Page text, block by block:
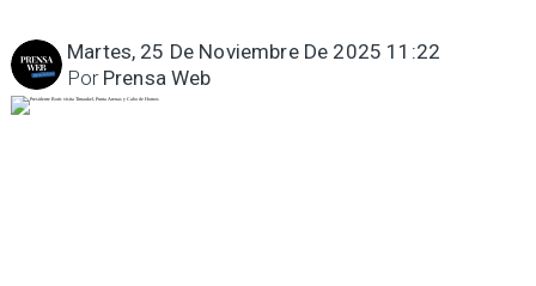
Martes, 25 De Noviembre De 2025 11:22
Prensa Web
Por